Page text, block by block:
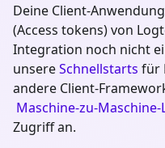
Deine Client-
(Access tokens) von
Integration noch nicht
unsereSchnellstarts für
andere Client-
Maschine-zu-
Zugriff an.